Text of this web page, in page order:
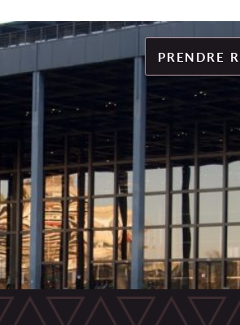
PRENDRE